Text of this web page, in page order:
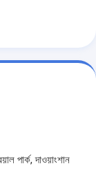
পার্ক, দাওয়াংশান